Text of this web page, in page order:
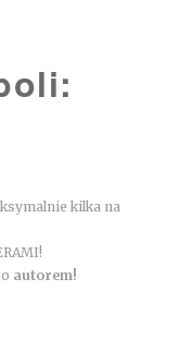
kilka na
autorem!